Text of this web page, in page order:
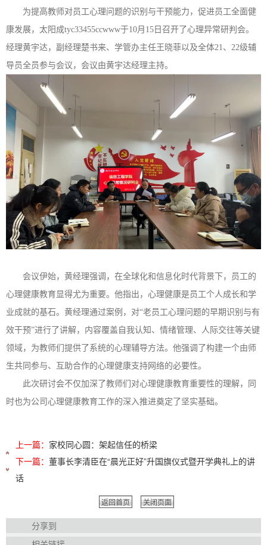
为提高教师对员工心理问题的识别与干预能力，促进员工全面健
康发展，太阳成tyc33455ccwww于10月15日召开了心理异常研判会。
经理黄宇达，副经理楚书来、学管办主任王晓菲以及全体21、22级辅
导员全员参与会议，会议由黄宇达经理主持。
会议伊始，黄经理强调，在全球化和信息化时代背景下，员工的
心理健康教育显得尤为重要。他指出，心理健康是员工个人成长和学
业成就的基石。黄经理通过案例，对“老员工心理问题的早期识别与有
效干预”进行了讲解，内容覆盖自我认知、情绪管理、人际交往等关键
领域，为教师们提供了系统的心理辅导方法。他强调了构建一个由师
生共同参与、互助合作的心理健康支持网络的必要性。
此次研讨会不仅加深了教师们对心理健康教育重要性的理解，同
时也为公司心理健康教育工作的深入推进奠定了坚实基础。
上一篇： 家校同心圆：架起信任的桥梁
下一篇： 董事长李清臣在“晨光正好”升国旗仪式暨开学典礼上的讲
话
返回首页 关闭页面
分享到